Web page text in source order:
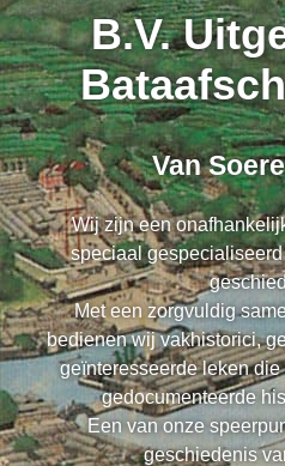
B.V.
Van
Wij zijn een
speciaal
Met een zorgvuldig
bedienen wij vakhistorici,
geïnteresseerde leken
gedocumenteerde
Een van onze
geschiedenis